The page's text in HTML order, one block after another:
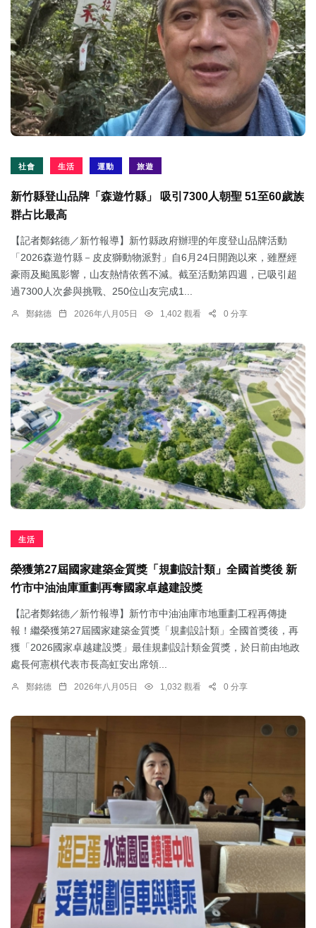
社會 生活 運動 旅遊
新竹縣登山品牌「森遊竹縣」 吸引7300人朝聖 51至60歲族
群占比最高
【記者鄭銘德／新竹報導】新竹縣政府辦理的年度登山品牌活動
「2026森遊竹縣－皮皮獅動物派對」自6月24日開跑以來，雖歷經
豪雨及颱風影響，山友熱情依舊不減。截至活動第四週，已吸引超
過7300人次參與挑戰、250位山友完成1...
鄭銘德 2026年八月05日 1,402 觀看 0 分享
生活
榮獲第27屆國家建築金質獎「規劃設計類」全國首獎後 新
竹市中油油庫重劃再奪國家卓越建設獎
【記者鄭銘德／新竹報導】新竹市中油油庫市地重劃工程再傳捷
報！繼榮獲第27屆國家建築金質獎「規劃設計類」全國首獎後，再
獲「2026國家卓越建設獎」最佳規劃設計類金質獎，於日前由地政
處長何憲棋代表市長高虹安出席領...
鄭銘德 2026年八月05日 1,032 觀看 0 分享